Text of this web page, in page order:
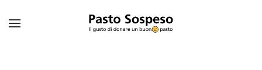
Skip to main content